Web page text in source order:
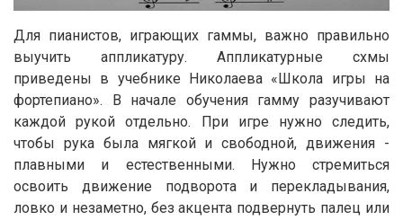
Для пианистов, играющих гаммы, важно правильно
выучить аппликатуру. Аппликатурные схмы
приведены в учебнике Николаева «Школа игры на
фортепиано». В начале обучения гамму разучивают
каждой рукой отдельно. При игре нужно следить,
чтобы рука была мягкой и свободной, движения -
плавными и естественными. Нужно стремиться
освоить движение подворота и перекладывания,
ловко и незаметно, без акцента подвернуть палец или